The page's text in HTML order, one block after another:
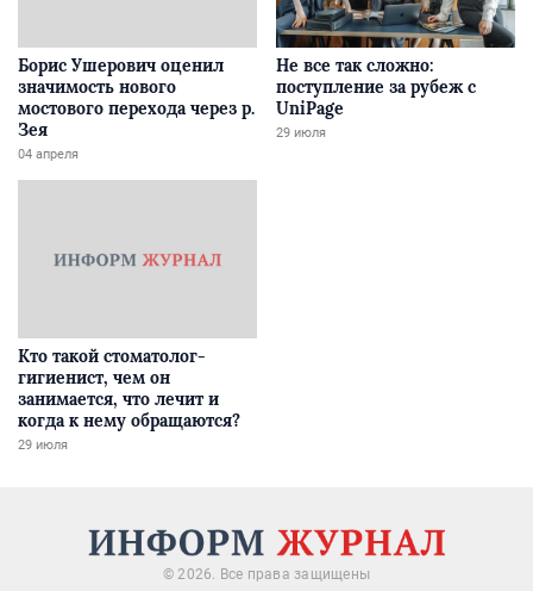
Борис Ушерович оценил
значимость нового
мостового перехода через р.
Зея
04 апреля
Не все так сложно:
поступление за рубеж с
UniPage
29 июля
Кто такой стоматолог-
гигиенист, чем он
занимается, что лечит и
когда к нему обращаются?
29 июля
© 2026. Все права защищены